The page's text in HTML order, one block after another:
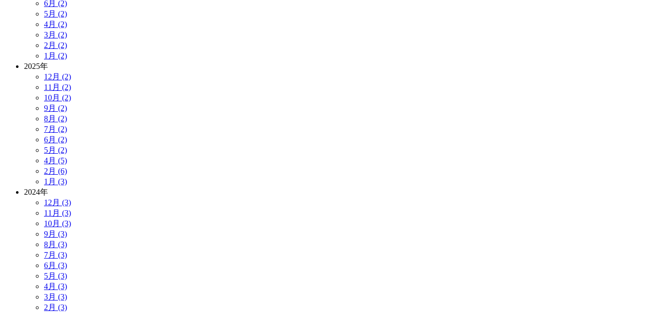
6月 (2)
5月 (2)
4月 (2)
3月 (2)
2月 (2)
1月 (2)
2025年
12月 (2)
11月 (2)
10月 (2)
9月 (2)
8月 (2)
7月 (2)
6月 (2)
5月 (2)
4月 (5)
2月 (6)
1月 (3)
2024年
12月 (3)
11月 (3)
10月 (3)
9月 (3)
8月 (3)
7月 (3)
6月 (3)
5月 (3)
4月 (3)
3月 (3)
2月 (3)